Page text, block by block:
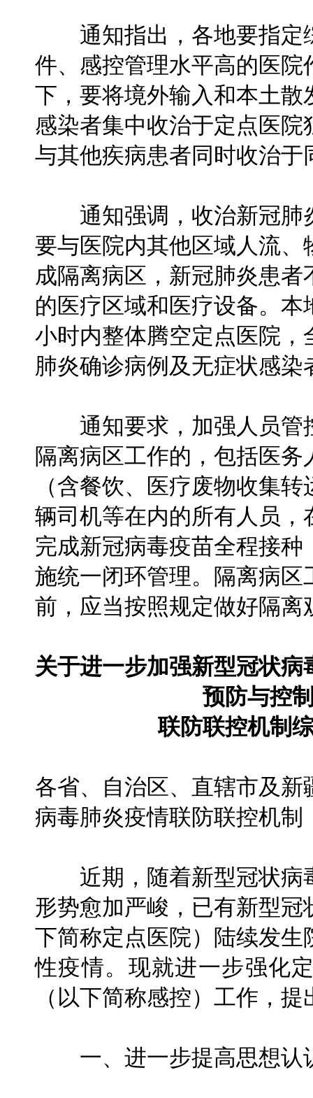
通知指出，各地要指定
件、感控管理水平高的医
下，要将境外输入和本土
感染者集中收治于定点医
与其他疾病患者同时收治
通知强调，收治新冠肺
要与医院内其他区域人流
成隔离病区，新冠肺炎患
的医疗区域和医疗设备。
小时内整体腾空定点医院
肺炎确诊病例及无症状感染
通知要求，加强人员管
隔离病区工作的，包括医
（含餐饮、医疗废物收集
辆司机等在内的所有人员
完成新冠病毒疫苗全程接
施统一闭环管理。隔离病
前，应当按照规定做好隔
关于进一步加强新型冠状
预防与控
联防联控机制
各省、自治区、直辖市及
病毒肺炎疫情联防联控机
近期，随着新型冠状病
形势愈加严峻，已有新型
下简称定点医院）陆续发
性疫情。现就进一步强化
（以下简称感控）工作，
一、进一步提高思想认